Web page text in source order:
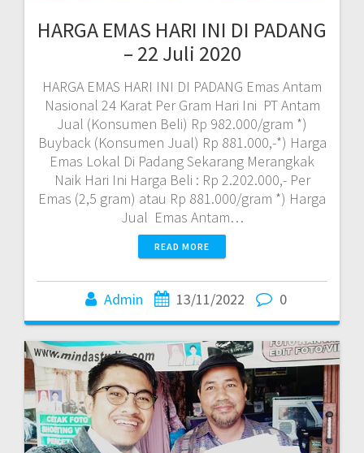
HARGA EMAS HARI INI DI PADANG
– 22 Juli 2020
HARGA EMAS HARI INI DI PADANG Emas Antam
Nasional 24 Karat Per Gram Hari Ini PT Antam
Jual (Konsumen Beli) Rp 982.000/gram *)
Buyback (Konsumen Jual) Rp 881.000,-*) Harga
Emas Lokal Di Padang Sekarang Merangkak
Naik Hari Ini Harga Beli : Rp 2.202.000,- Per
Emas (2,5 gram) atau Rp 881.000/gram *) Harga
Jual Emas Antam…
READ MORE
Admin 13/11/2022 0